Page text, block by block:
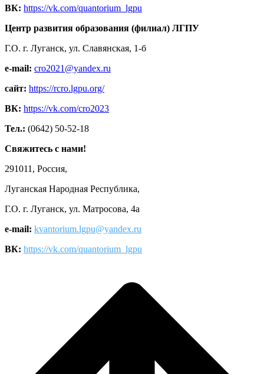
ВК: https://vk.com/quantorium_lgpu
Центр развития образования (филиал) ЛГПУ
Г.О. г. Луганск, ул. Славянская, 1-б
e-mail: cro2021@yandex.ru
сайт: https://rcro.lgpu.org/
ВК: https://vk.com/cro2023
Тел.: (0642) 50-52-18
Свяжитесь с нами!
291011, Россия,
Луганская Народная Республика,
Г.О. г. Луганск, ул. Матросова, 4а
e-mail: kvantorium.lgpu@yandex.ru
ВК: https://vk.com/quantorium_lgpu